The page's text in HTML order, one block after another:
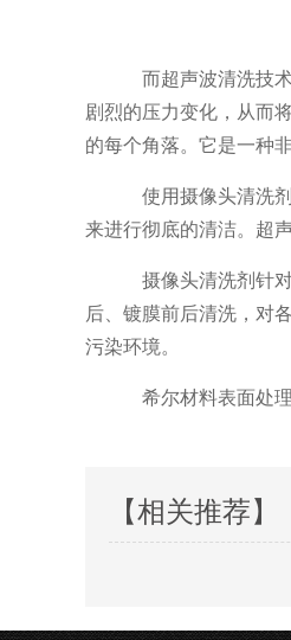
而超声波清洗技
剧烈的压力变化，从而
的每个角落。它是一种
使用摄像头清洗
来进行彻底的清洁。超
摄像头清洗剂针
后、镀膜前后清洗，对
污染环境。
希尔材料表面处
【相关推荐】